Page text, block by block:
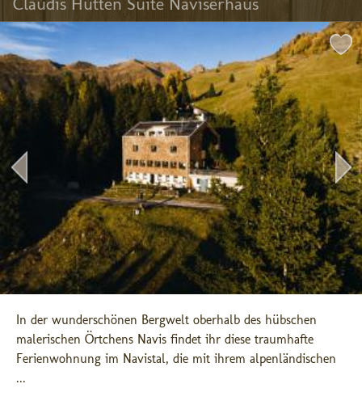
In der wunderschönen Bergwelt oberhalb des hübschen
malerischen Örtchens Navis findet ihr diese traumhafte
Ferienwohnung im Navistal, die mit ihrem alpenländischen
...